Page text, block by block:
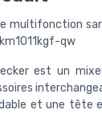
multifonction
qw
est un
et une tête